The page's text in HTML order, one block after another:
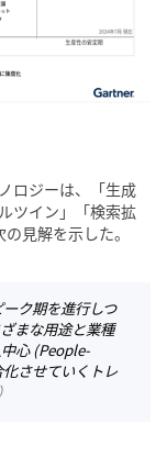
ロジーは、「生成
ツイン」「検索拡
見解を示した。
ク期を進行しつ
まな用途と業種
心 (People-
させていくトレ